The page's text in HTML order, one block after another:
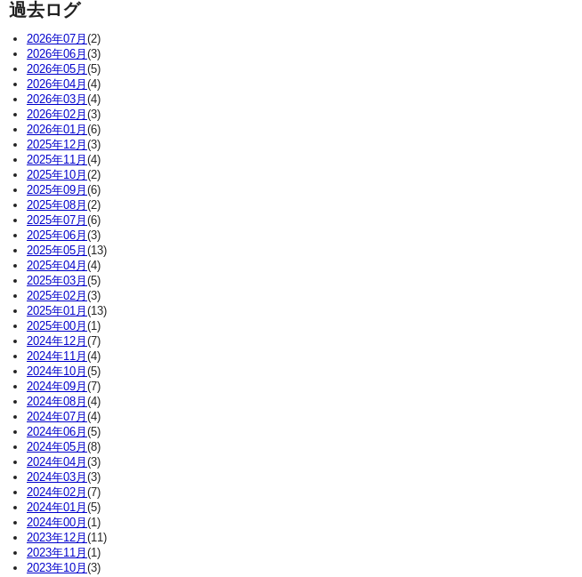
過去ログ
2026年07月 (2)
2026年06月 (3)
2026年05月 (5)
2026年04月 (4)
2026年03月 (4)
2026年02月 (3)
2026年01月 (6)
2025年12月 (3)
2025年11月 (4)
2025年10月 (2)
2025年09月 (6)
2025年08月 (2)
2025年07月 (6)
2025年06月 (3)
2025年05月 (13)
2025年04月 (4)
2025年03月 (5)
2025年02月 (3)
2025年01月 (13)
2025年00月 (1)
2024年12月 (7)
2024年11月 (4)
2024年10月 (5)
2024年09月 (7)
2024年08月 (4)
2024年07月 (4)
2024年06月 (5)
2024年05月 (8)
2024年04月 (3)
2024年03月 (3)
2024年02月 (7)
2024年01月 (5)
2024年00月 (1)
2023年12月 (11)
2023年11月 (1)
2023年10月 (3)